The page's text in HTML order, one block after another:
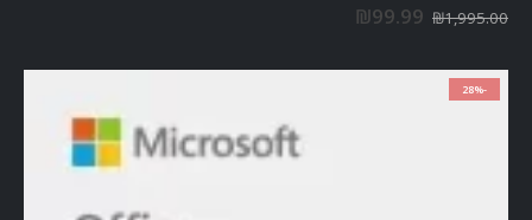
₪1,995.00
₪99.99
-28%